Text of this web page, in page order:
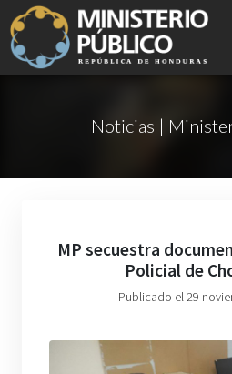
Noticias |
MP secuestra
Policial de
Publicado el 29